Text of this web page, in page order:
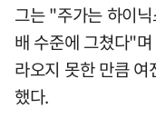
그는 "주가는 하이
배 수준에 그쳤다"
라오지 못한 만큼
했다.